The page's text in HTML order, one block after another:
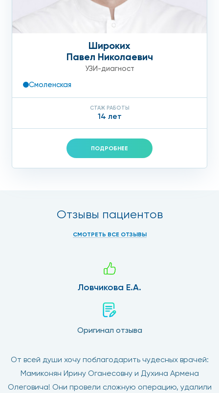
Широких
Павел Николаевич
УЗИ-диагност
Смоленская
СТАЖ РАБОТЫ
14 лет
ПОДРОБНЕЕ
Отзывы пациентов
СМОТРЕТЬ ВСЕ ОТЗЫВЫ
Ловчикова Е.А.
Оригинал отзыва
От всей души хочу поблагодарить чудесных врачей:
Мамиконян Ирину Оганесовну и Духина Армена
Олеговича! Они провели сложную операцию, удалили